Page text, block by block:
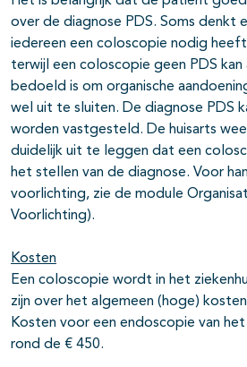
over de diagnose PDS. Soms denkt
iedereen een coloscopie nodig
terwijl een coloscopie geen PDS kan
bedoeld is om organische
wel uit te sluiten. De diagnose PDS
worden vastgesteld. De huisarts
duidelijk uit te leggen dat een
het stellen van de diagnose. Voor
voorlichting, zie de module
Voorlichting).
Kosten
Een coloscopie wordt in het
zijn over het algemeen (hoge)
Kosten voor een endoscopie van
rond de € 450.